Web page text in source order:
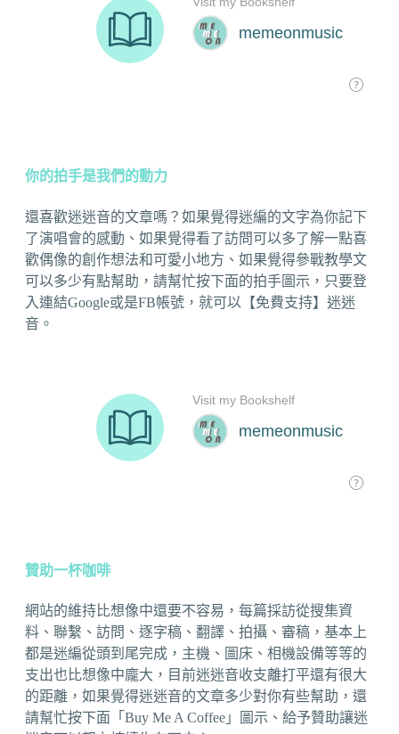
你的拍手是我們的動力
還喜歡迷迷音的文章嗎？如果覺得迷編的文字為你記下
了演唱會的感動、如果覺得看了訪問可以多了解一點喜
歡偶像的創作想法和可愛小地方、如果覺得參戰教學文
可以多少有點幫助，請幫忙按下面的拍手圖示，只要登
入連結Google或是FB帳號，就可以【免費支持】迷迷
音。
贊助一杯咖啡
網站的維持比想像中還要不容易，每篇採訪從搜集資
料、聯繫、訪問、逐字稿、翻譯、拍攝、審稿，基本上
都是迷編從頭到尾完成，主機、圖床、相機設備等等的
支出也比想像中龐大，目前迷迷音收支離打平還有很大
的距離，如果覺得迷迷音的文章多少對你有些幫助，還
請幫忙按下面「Buy Me A Coffee」圖示、給予贊助讓迷